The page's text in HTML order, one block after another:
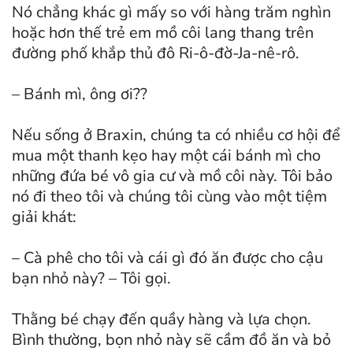
Nó chẳng khác gì mấy so với hàng trăm nghìn
hoặc hơn thế trẻ em mồ côi lang thang trên
đường phố khắp thủ đô Ri-ô-đờ-Ja-nê-rô.
– Bánh mì, ông ơi??
Nếu sống ở Braxin, chúng ta có nhiều cơ hội để
mua một thanh kẹo hay một cái bánh mì cho
những đứa bé vô gia cư và mồ côi này. Tôi bảo
nó đi theo tôi và chúng tôi cùng vào một tiệm
giải khát:
– Cà phê cho tôi và cái gì đó ăn được cho cậu
bạn nhỏ này? – Tôi gọi.
Thằng bé chạy đến quầy hàng và lựa chọn.
Bình thường, bọn nhỏ này sẽ cầm đồ ăn và bỏ